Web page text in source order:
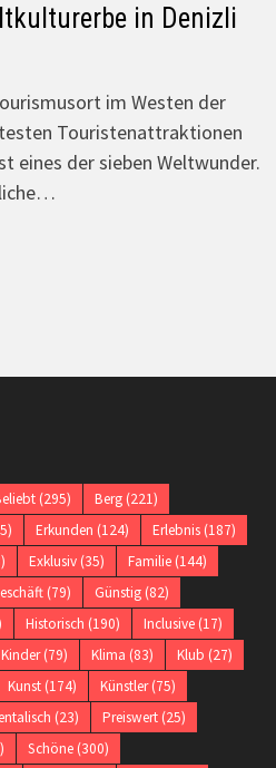
in Denizli
im Westen der
Touristenattraktionen
eines der sieben Weltwunder.
(295) Berg(221)
Erkunden (124) Erlebnis(187)
Exklusiv(35) Familie(144)
(79) Günstig(82)
Historisch (190) Inclusive(17)
Kinder(79) Klima (83) Klub (27)
Kunst(174) Künstler(75)
(23) Preiswert(25)
Schöne(300)